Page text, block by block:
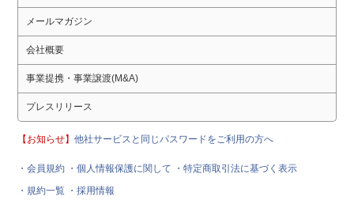
メールマガジン
会社概要
事業提携・事業譲渡(M&A)
プレスリリース
【お知らせ】他社サービスと同じパスワードをご利用の方へ
・会員規約 ・個人情報保護に関して
・特定商取引法に基づく表示
・規約一覧 ・採用情報